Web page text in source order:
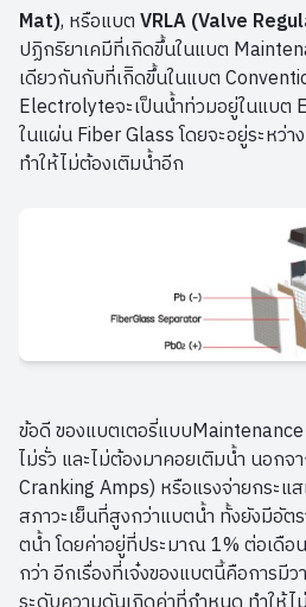
Mat), หรือแบตVRLA (Valve
ปฏิกริยาเคมีที่เกิดขึ้นในแบต
เดียวกันกับที่เกิิดขึ้นในแบต
Electrolyteจะเป็นน้ำท่วมอยู่ในแบต
ในแผ่น Fiber Glass โดยจะอยู่ระหว่
ทำให้ไม่ต้องเติมน้ำอีก
ข้อดี ของแบตเตอรี่แบบ
ไม่รั่ว และไม่ต้องมาคอยเติมน้ำ นอกจ
Cranking Amps) หรือแรงจ่ายกระแ
สภาวะเย็นที่สูงกว่าแบตน้ำ ทั้งยังมีอัต
ตน้ำ โดยค่าอยู่ที่ประมาณ 1% ต่อเดือ
กว่า อีกเรื่องที่เจ๋งของแบตนี้คือการมีว